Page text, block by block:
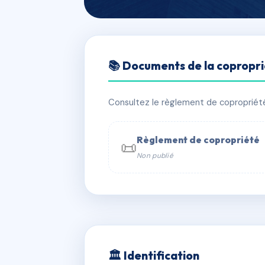
SDC Tatihou
📍 2 r du vermandois 50130
📞 Contacter Syndic Digital
📚 Documents de la
Consultez le règlement de
📜Règlement de copropriété
Non publié
🏛 Identification